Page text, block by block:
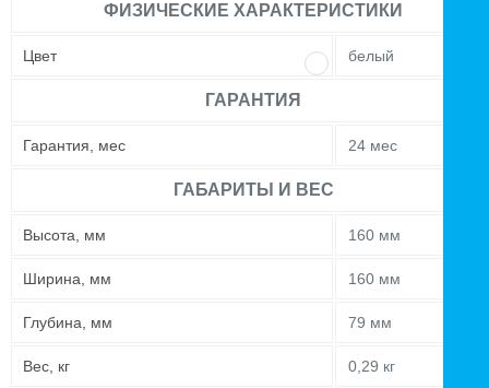
ФИЗИЧЕСКИЕ ХАРАКТЕРИСТИКИ
Цвет белый
ГАРАНТИЯ
Гарантия, мес 24 мес
ГАБАРИТЫ И ВЕС
Высота, мм 160 мм
Ширина, мм 160 мм
Глубина, мм 79 мм
Вес, кг 0,29 кг